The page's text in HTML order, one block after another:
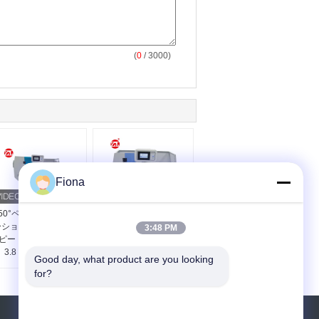
(0 / 3000)
ペンドラムエリエ
ョン デジタルチャ
ー IZOD 衝撃テスト
3.8 m/s 衝撃速度
ー IZOD ゴム・プラスチ
Fiona
3:48 PM
Good day, what product are you looking
for?